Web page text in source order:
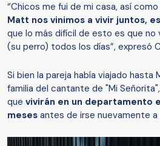
“Chicos me fui de mi casa, así
Matt nos vinimos a vivir juntos,
que lo más difícil de esto es que no
(su perro) todos los días”, expresó
Si bien la pareja había viajado hasta
familia del cantante de "Mi
que vivirán en un departamento
meses antes de irse nuevamente a